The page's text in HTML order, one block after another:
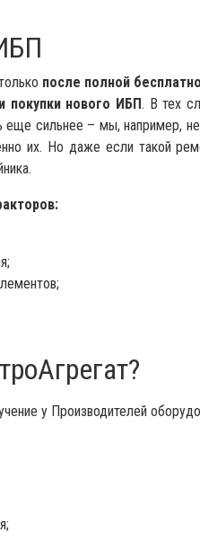
после полной
покупки нового ИБП. В тех
сильнее – мы, например,
их. Но даже если такой
у Производителей